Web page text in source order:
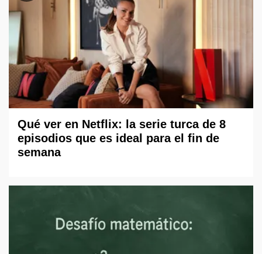
Qué ver en Netflix: la serie turca de 8
episodios que es ideal para el fin de
semana